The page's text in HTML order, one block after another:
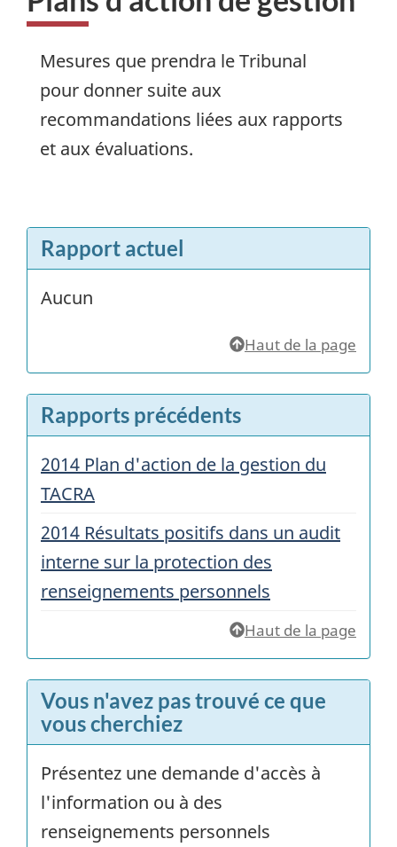
Mesures que prendra le Tribunal
pour donner suite aux
recommandations liées aux rapports
et aux évaluations.
Rapport actuel
Aucun
Haut de la page
Rapports précédents
2014 Plan d'action de la gestion du
TACRA
2014 Résultats positifs dans un audit
interne sur la protection des
renseignements personnels
Haut de la page
Vous n'avez pas trouvé ce que
vous cherchiez
Présentez une demande d'accès à
l'information ou à des
renseignements personnels